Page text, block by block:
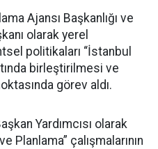
Ajansı Başkanlığı ve
olarak yerel
politikaları “İstanbul
birleştirilmesi ve
görev aldı.
Yardımcısı olarak
Planlama” çalışmalarının